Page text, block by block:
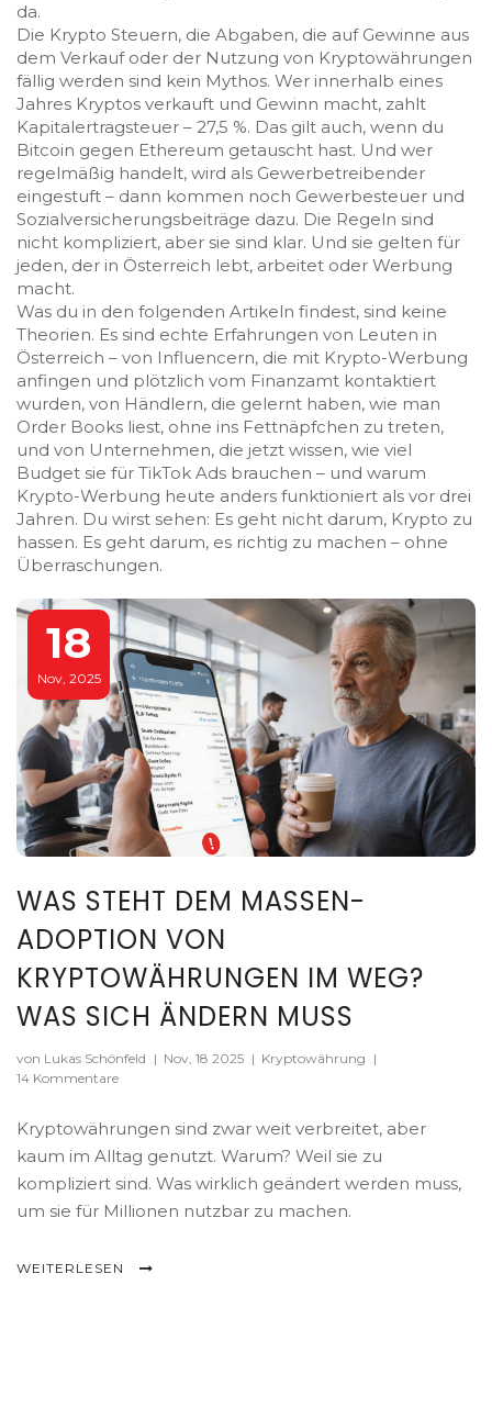
da.
Die Krypto Steuern, die Abgaben, die auf Gewinne aus
dem Verkauf oder der Nutzung von Kryptowährungen
fällig werden sind kein Mythos. Wer innerhalb eines
Jahres Kryptos verkauft und Gewinn macht, zahlt
Kapitalertragsteuer – 27,5 %. Das gilt auch, wenn du
Bitcoin gegen Ethereum getauscht hast. Und wer
regelmäßig handelt, wird als Gewerbetreibender
eingestuft – dann kommen noch Gewerbesteuer und
Sozialversicherungsbeiträge dazu. Die Regeln sind
nicht kompliziert, aber sie sind klar. Und sie gelten für
jeden, der in Österreich lebt, arbeitet oder Werbung
macht.
Was du in den folgenden Artikeln findest, sind keine
Theorien. Es sind echte Erfahrungen von Leuten in
Österreich – von Influencern, die mit Krypto-Werbung
anfingen und plötzlich vom Finanzamt kontaktiert
wurden, von Händlern, die gelernt haben, wie man
Order Books liest, ohne ins Fettnäpfchen zu treten,
und von Unternehmen, die jetzt wissen, wie viel
Budget sie für TikTok Ads brauchen – und warum
Krypto-Werbung heute anders funktioniert als vor drei
Jahren. Du wirst sehen: Es geht nicht darum, Krypto zu
hassen. Es geht darum, es richtig zu machen – ohne
Überraschungen.
18
Nov, 2025
WAS STEHT DEM MASSEN-
ADOPTION VON
KRYPTOWÄHRUNGEN IM WEG?
WAS SICH ÄNDERN MUSS
von Lukas Schönfeld | Nov, 18 2025 | Kryptowährung |
14 Kommentare
Kryptowährungen sind zwar weit verbreitet, aber
kaum im Alltag genutzt. Warum? Weil sie zu
kompliziert sind. Was wirklich geändert werden muss,
um sie für Millionen nutzbar zu machen.
WEITERLESEN